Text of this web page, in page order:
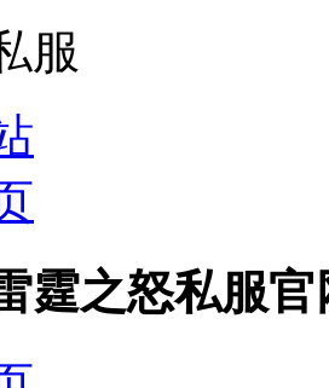
服
霆之怒私服